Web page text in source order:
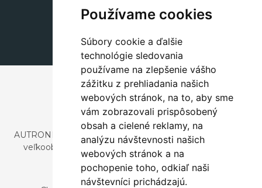
Používame cookies
Súbory cookie a ďalšie
technológie sledovania
používame na zlepšenie vášho
zážitku z prehliadania našich
webových stránok, na to, aby sme
vám zobrazovali prispôsobený
obsah a cielené reklamy, na
analýzu návštevnosti našich
webových stránok a na
pochopenie toho, odkiaľ naši
návštevníci prichádzajú.
+420 311 604 182
dekorace@autronic.cz
AUTRONIC, s.r.o. je spoločnosť zaoberajúca sa dovozom a
veľkoobchodným predajom dizajnového aj štýlového
nábytku a dekorácií.
Česká republika